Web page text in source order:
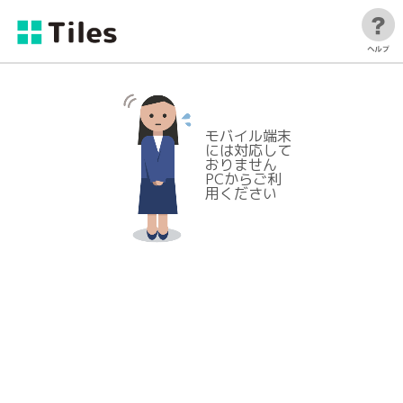
モバイル端末
には対応して
おりません
PCからご利
用ください